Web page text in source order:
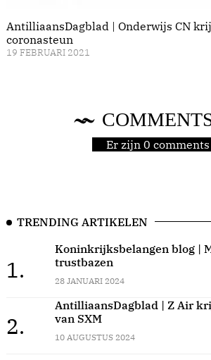
AntilliaansDagblad | Onderwijs CN
coronasteun
19 FEBRUARI 2021
Er zijn 0 comments
TRENDING ARTIKELEN
1.
Koninkrijksbelangen blog |
trustbazen
28 JANUARI 2024
2.
AntilliaansDagblad | Z Air
van SXM
10 AUGUSTUS 2024